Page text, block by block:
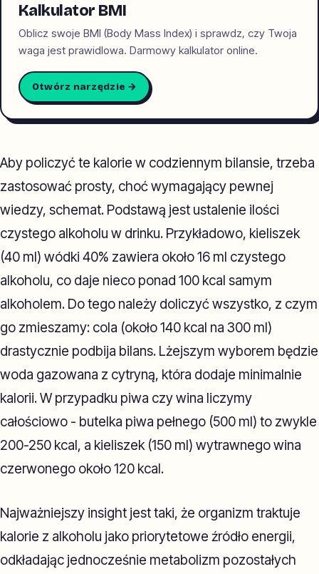
Kalkulator BMI
Oblicz swoje BMI (Body Mass Index) i sprawdz, czy Twoja
waga jest prawidlowa. Darmowy kalkulator online.
Otwórz narzędzie →
Aby policzyć te kalorie w codziennym bilansie, trzeba
zastosować prosty, choć wymagający pewnej
wiedzy, schemat. Podstawą jest ustalenie ilości
czystego alkoholu w drinku. Przykładowo, kieliszek
(40 ml) wódki 40% zawiera około 16 ml czystego
alkoholu, co daje nieco ponad 100 kcal samym
alkoholem. Do tego należy doliczyć wszystko, z czym
go zmieszamy: cola (około 140 kcal na 300 ml)
drastycznie podbija bilans. Lżejszym wyborem będzie
woda gazowana z cytryną, która dodaje minimalnie
kalorii. W przypadku piwa czy wina liczymy
całościowo - butelka piwa pełnego (500 ml) to zwykle
200-250 kcal, a kieliszek (150 ml) wytrawnego wina
czerwonego około 120 kcal.
Najważniejszy insight jest taki, że organizm traktuje
kalorie z alkoholu jako priorytetowe źródło energii,
odkładając jednocześnie metabolizm pozostałych